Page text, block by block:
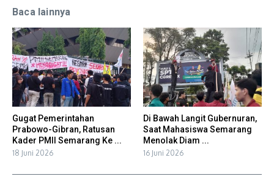
Baca lainnya
Gugat Pemerintahan
Prabowo-Gibran, Ratusan
Kader PMII Semarang Ke ...
18 Juni 2026
Di Bawah Langit Gubernuran,
Saat Mahasiswa Semarang
Menolak Diam ...
16 Juni 2026